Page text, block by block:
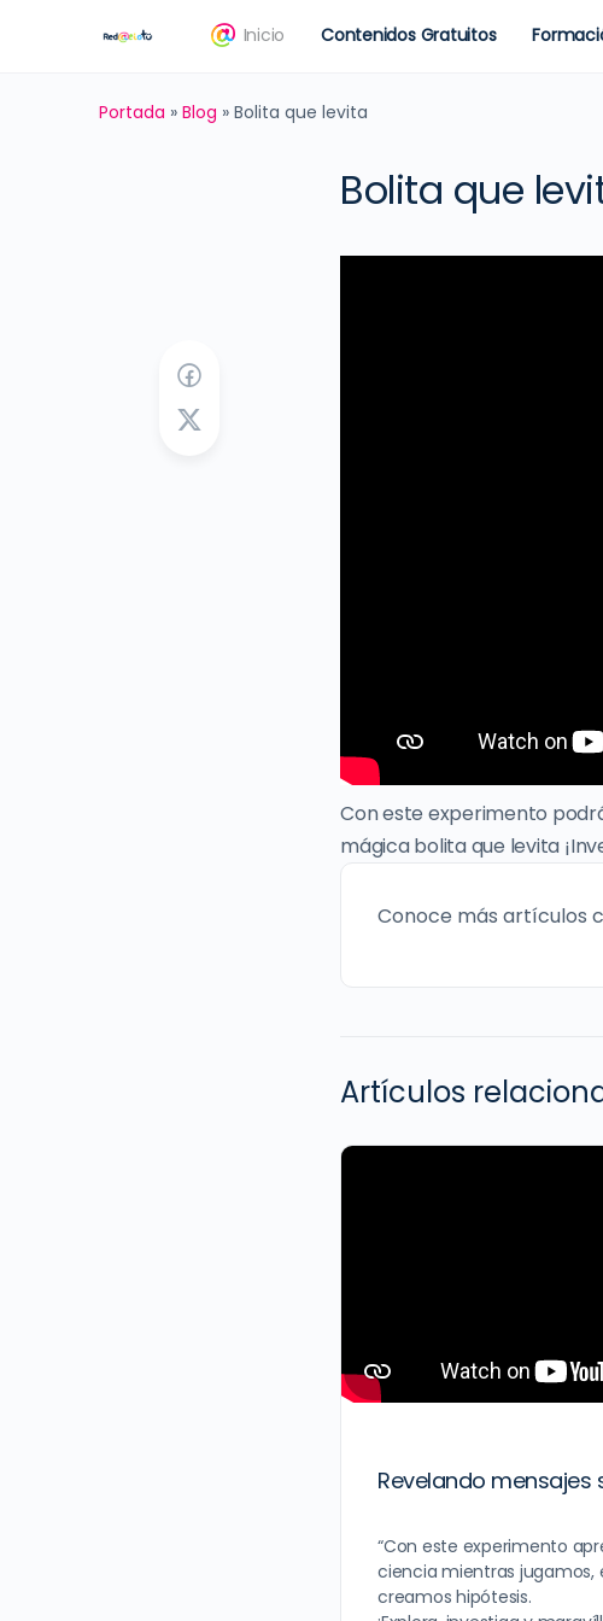
Inicio Contenidos Gratuitos
Portada » Blog » Bolita que levita
Bolita que
Con este experimento
mágica bolita que levita
Conoce más artículos
Artículos
Revelando mensajes
“Con este experimento
ciencia mientras jugamos,
creamos hipótesis.